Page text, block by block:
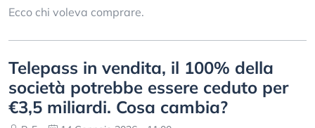
Ecco chi voleva comprare.
Telepass in vendita, il 100% della
società potrebbe essere ceduto per
€3,5 miliardi. Cosa cambia?